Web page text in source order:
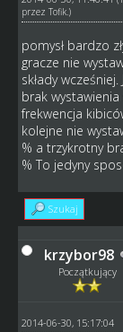
przez Tofik.)
pomysł bardzo
gracze nie
składy
brak
frekwencja
kolejne nie
% a trzykrotny
% To jedyny
Szukaj
krzybor98
Początkujący
2014-06-30, 15:17:04